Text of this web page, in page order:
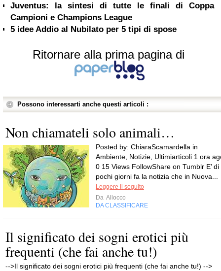
Juventus: la sintesi di tutte le finali di Coppa
Campioni e Champions League
5 idee Addio al Nubilato per 5 tipi di spose
Ritornare alla prima pagina di
Possono interessarti anche questi articoli :
Non chiamateli solo animali…
Posted by: ChiaraScamardella in
Ambiente, Notizie, Ultimiarticoli 1 ora
0 15 Views FollowShare on Tumblr E’ di
pochi giorni fa la notizia che in Nuova...
Leggere il seguito
Da Allocco
DA CLASSIFICARE
Il significato dei sogni erotici più
frequenti (che fai anche tu!)
-->Il significato dei sogni erotici più frequenti (che fai anche tu!) -->